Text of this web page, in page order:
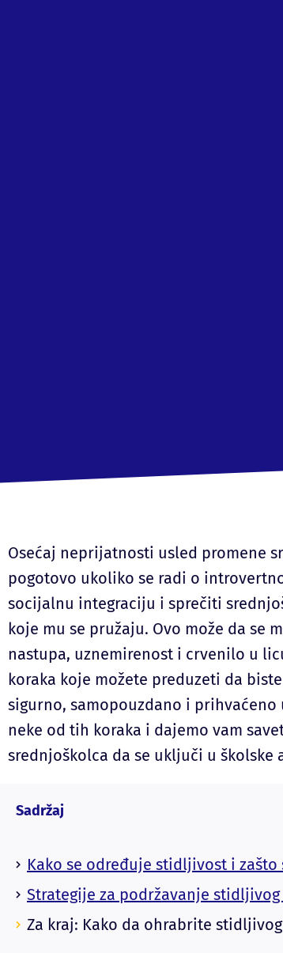
Osećaj neprijatnosti usled promene
pogotovo ukoliko se radi o
socijalnu integraciju i sprečiti
koje mu se pružaju. Ovo može da se
nastupa, uznemirenost i crvenilo u
koraka koje možete preduzeti da
sigurno, samopouzdano i
neke od tih koraka i dajemo vam
srednjoškolca da se uključi u
Sadržaj
Kako se određuje stidljivost i
Strategije za podržavanje
Za kraj: Kako da ohrabrite